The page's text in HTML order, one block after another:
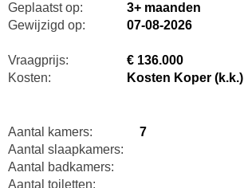
Geplaatst op:
3+ maanden
Gewijzigd op:
07-08-2026
Vraagprijs:
€ 136.000
Kosten:
Kosten Koper (k.k.)
Aantal kamers:
7
Aantal slaapkamers:
Aantal badkamers:
Aantal toiletten: